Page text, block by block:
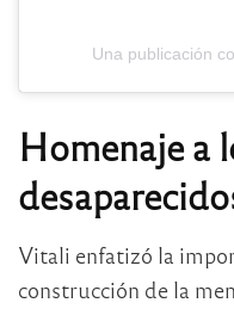
Una publicación
Homenaje a
Vitali enfatizó la
construcción de la